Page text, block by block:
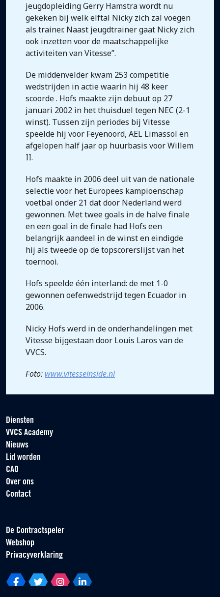
jeugdopleiding Gerry Hamstra wordt nu
gekeken bij welk elftal Nicky zich zal voegen
als trainer. Naast jeugdtrainer gaat Nicky zich
ook inzetten voor de maatschappelijke
activiteiten van Vitesse”.
De middenvelder kwam 253 competitie
wedstrijden in actie waarin hij 48 keer
scoorde . Hofs maakte zijn debuut op 27
januari 2002 in het thuisduel tegen NEC (2-1
winst). Tussen zijn periodes bij Vitesse
speelde hij voor Feyenoord, AEL Limassol en
afgelopen half jaar op huurbasis voor Willem
II.
Hofs maakte in 2006 deel uit van de nationale
selectie voor het Europees kampioenschap
voetbal onder 21 dat door Nederland werd
gewonnen. Met twee goals in de halve finale
en een goal in de finale had Hofs een
belangrijk aandeel in de winst en eindigde
hij als tweede op de topscorerslijst van het
toernooi.
Hofs speelde één interland: de met 1-0
gewonnen oefenwedstrijd tegen Ecuador in
2006.
Nicky Hofs werd in de onderhandelingen met
Vitesse bijgestaan door Louis Laros van de
VVCS.
Foto: www.vitesseinside.nl
Diensten
VVCS Academy
Nieuws
Lid worden
CAO
Over ons
Contact
De Contractspeler
Webshop
Privacyverklaring